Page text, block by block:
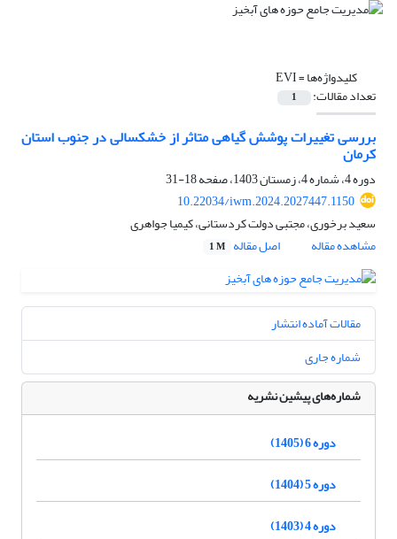
کلیدواژه‌ها =EVI
تعداد مقالات: 1
بررسی تغییرات پوشش گیاهی متاثر از خشکسالی در جنوب استان
کرمان
دوره 4، شماره 4، زمستان 1403، صفحه
18-31
10.22034/iwm.2024.2027447.1150
سعید برخوری، مجتبی دولت کردستانی، کیمیا جواهری
مشاهده مقاله
اصل مقاله 1 M
مقالات آماده انتشار
شماره جاری
شماره‌های پیشین نشریه
دوره 6 (1405)
دوره 5 (1404)
دوره 4 (1403)